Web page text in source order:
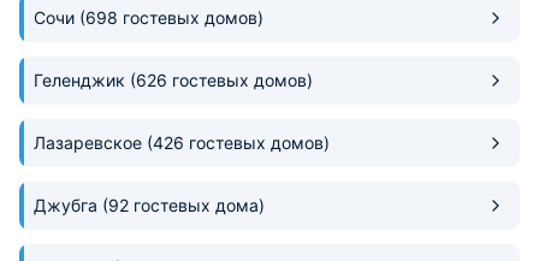
Сочи (698 гостевых домов)
Геленджик (626 гостевых домов)
Лазаревское (426 гостевых домов)
Джубга (92 гостевых дома)